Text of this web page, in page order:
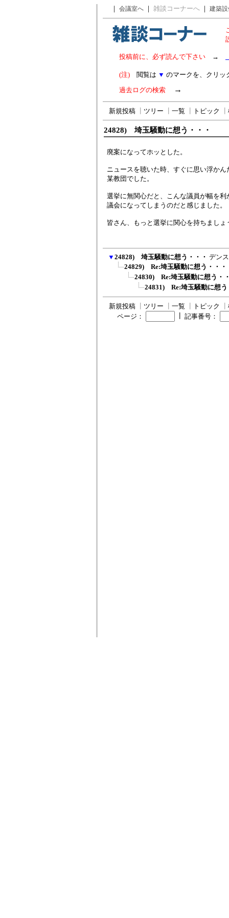
｜ 会議室へ ｜ 雑談コーナーへ ｜ 建築
投稿前に、必ず読んで下さい →
(注) 閲覧は ▼ のマークを、クリッ
過去ログの検索 →
新規投稿 ツリー 一覧 トピック
24828) 埼玉騒動に想う・・・
廃案になってホッとした。
ニュースを聴いた時、すぐに思い浮かん
某教団でした。
選挙に無関心だと、こんな議員が幅を利
議会になってしまうのだと感じました。
皆さん、もっと選挙に関心を持ちましょ
▼ 24828) 埼玉騒動に想う・・・ デン
24829) Re:埼玉騒動に想う・・・
24830) Re:埼玉騒動に想う・
24831) Re:埼玉騒動に想う
新規投稿 ツリー 一覧 トピック
ページ：
記事番号：